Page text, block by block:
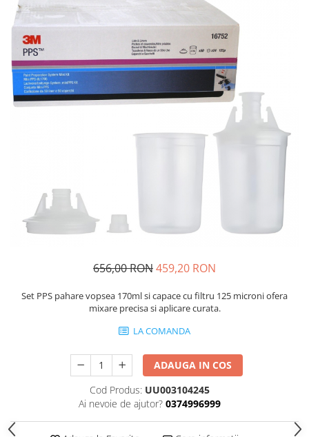
Protectie piele
Protectie vizuala
Vopsire
Sisteme si pahare PPS
Pahare de amestec
Curatare
656,00 RON459,20 RON
Set PPS pahare vopsea 170ml si capace cu filtru 125 microni ofera
mixare precisa si aplicare curata.
LA COMANDA
ADAUGA IN COS
Cod Produs: UU003104245
Ai nevoie de ajutor? 0374996999